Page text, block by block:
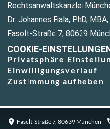
Rechtsanwaltskanzlei
Dr. Johannes Fiala, PhD,
Fasolt-Straße 7, 80639
COOKIE-
Privatsphäre
Einwilligungsverlauf
Zustimmung aufheben
Fasolt-Straße 7, 80639 München